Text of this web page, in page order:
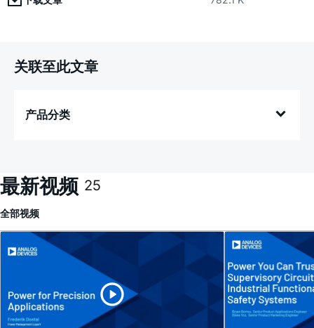
关联至此文章
产品分类
最新视频 25
全部视频